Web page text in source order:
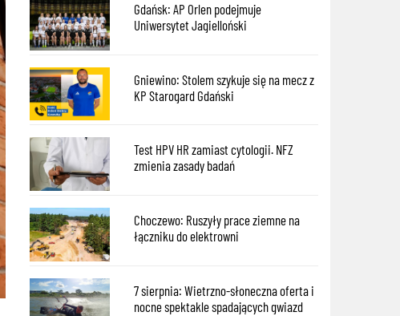
Gdańsk: AP Orlen podejmuje
Uniwersytet Jagielloński
Gniewino: Stolem szykuje się na mecz z
KP Starogard Gdański
Test HPV HR zamiast cytologii. NFZ
zmienia zasady badań
Choczewo: Ruszyły prace ziemne na
łączniku do elektrowni
7 sierpnia: Wietrzno-słoneczna oferta i
nocne spektakle spadających gwiazd